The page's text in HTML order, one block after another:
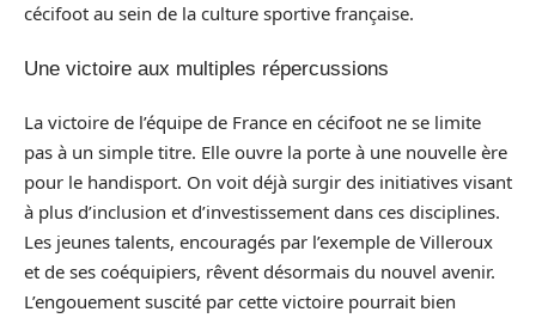
cécifoot au sein de la culture sportive française.
Une victoire aux multiples répercussions
La victoire de l’équipe de France en cécifoot ne se limite
pas à un simple titre. Elle ouvre la porte à une nouvelle ère
pour le handisport. On voit déjà surgir des initiatives visant
à plus d’inclusion et d’investissement dans ces disciplines.
Les jeunes talents, encouragés par l’exemple de Villeroux
et de ses coéquipiers, rêvent désormais du nouvel avenir.
L’engouement suscité par cette victoire pourrait bien